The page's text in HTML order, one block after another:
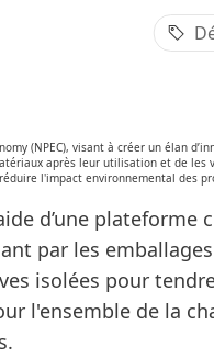
(NPEC), visant à créer un élan
après leur utilisation et de
l'impact environnemental des
d’une
par les
isolées pour
l'ensemble de la